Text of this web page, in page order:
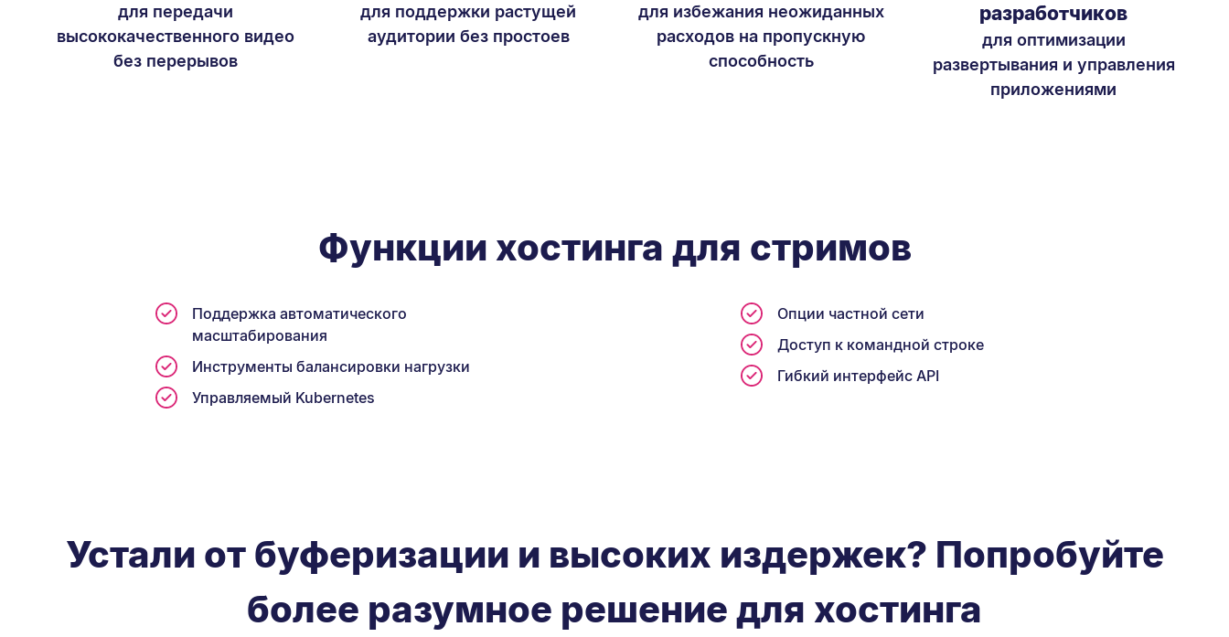
для передачи
высококачественного видео
без перерывов
для поддержки растущей
аудитории без простоев
для избежания неожиданных
расходов на пропускную
способность
разработчиков
для оптимизации
развертывания и управления
приложениями
Функции хостинга для стримов
Поддержка автоматического
масштабирования
Инструменты балансировки нагрузки
Управляемый Kubernetes
Опции частной сети
Доступ к командной строке
Гибкий интерфейс API
Устали от буферизации и высоких издержек? Попробуйте
более разумное решение для хостинга